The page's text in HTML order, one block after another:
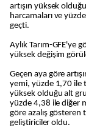
artışın yüksek
harcamaları ve
geçti.
Aylık Tarım-GFE'ye
yüksek değişim
Geçen aya göre
yemi, yüzde 1,70 ile
yüksek olduğu alt
yüzde 4,38 ile diğer
göre azalış
geliştiriciler oldu.